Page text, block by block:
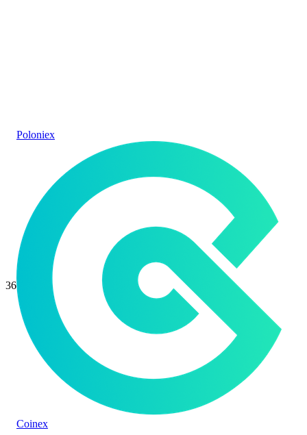
Poloniex
36
Coinex